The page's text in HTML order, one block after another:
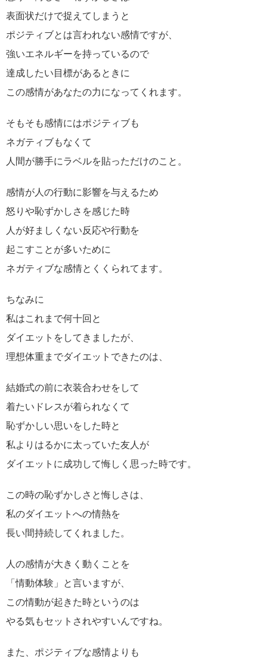
表面状だけで捉えてしまうと
ポジティブとは言われない感情ですが、
強いエネルギーを持っているので
達成したい目標があるときに
この感情があなたの力になってくれます。
そもそも感情にはポジティブも
ネガティブもなくて
人間が勝手にラベルを貼っただけのこと。
感情が人の行動に影響を与えるため
怒りや恥ずかしさを感じた時
人が好ましくない反応や行動を
起こすことが多いために
ネガティブな感情とくくられてます。
ちなみに
私はこれまで何十回と
ダイエットをしてきましたが、
理想体重までダイエットできたのは、
結婚式の前に衣装合わせをして
着たいドレスが着られなくて
恥ずかしい思いをした時と
私よりはるかに太っていた友人が
ダイエットに成功して悔しく思った時です。
この時の恥ずかしさと悔しさは、
私のダイエットへの情熱を
長い間持続してくれました。
人の感情が大きく動くことを
「情動体験」と言いますが、
この情動が起きた時というのは
やる気もセットされやすいんですね。
また、ポジティブな感情よりも